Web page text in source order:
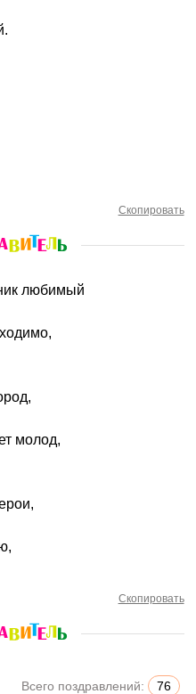
Скопировать
любимый
молод,
Скопировать
Всего поздравлений: 76